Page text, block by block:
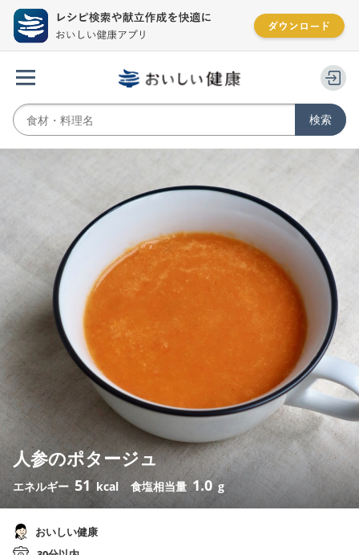
人参のポタージュ
エネルギー 51 kcal 食塩相当量 1.0 g
おいしい健康